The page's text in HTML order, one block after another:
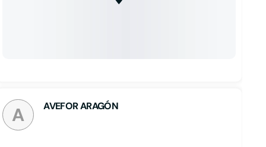
A AVEFOR ARAGÓN